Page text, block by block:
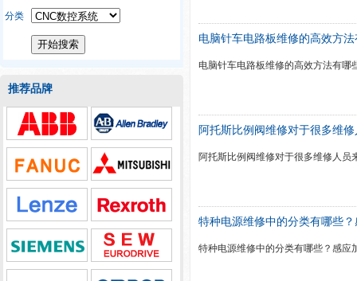
分类
推荐品牌
电脑针车电路板维修的高效方
电脑针车电路板维修的高效方法有哪
阿托斯比例阀维修对于很多维
阿托斯比例阀维修对于很多维修人员
特种电源维修中的分类有哪些
特种电源维修中的分类有哪些？感应